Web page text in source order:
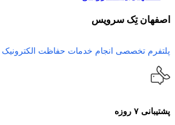
اصفهان تِک سرویس
پلتفرم تخصصی انجام خدمات حفاظت
پشتیبانی ۷ روزه